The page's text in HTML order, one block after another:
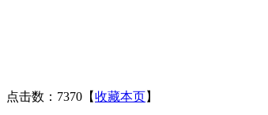
点击数：7370 【收藏本页】